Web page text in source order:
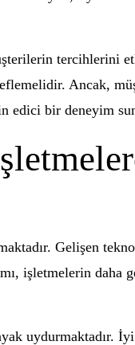
tercihlerini
Ancak,
edici bir deneyim
Gelişen
işletmelerin daha
uydurmaktadır.